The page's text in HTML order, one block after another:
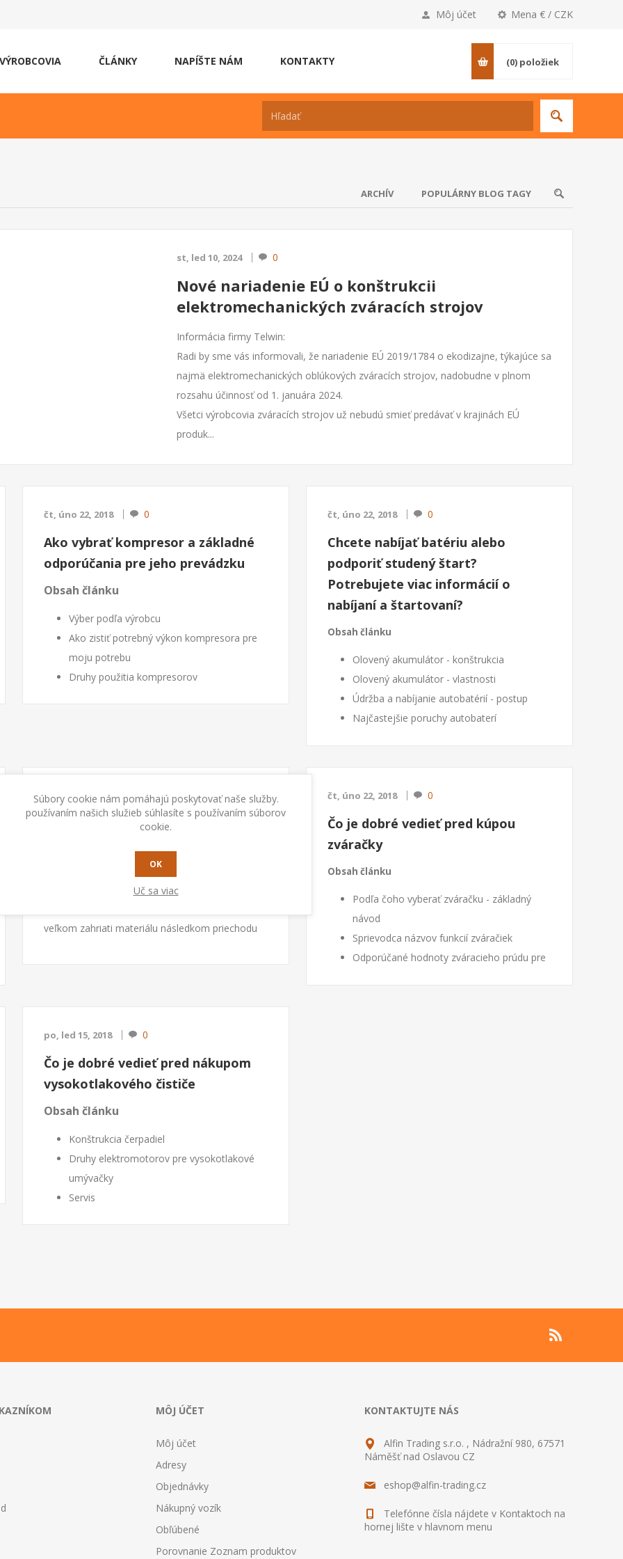
Mena € / CZK
Môj účet
VÝROBCOVIA ČLÁNKY NAPÍŠTE NÁM KONTAKTY (0) položiek
st, led 10, 2024 0
Nové nariadenie EÚ o konštrukcii
elektromechanických zváracích strojov
Informácia firmy Telwin:
Radi by sme vás informovali, že nariadenie EÚ 2019/1784 o ekodizajne, týkajúce sa
najmä elektromechanických oblúkových zváracích strojov, nadobudne v plnom
rozsahu účinnosť od 1. januára 2024.
Všetci výrobcovia zváracích strojov už nebudú smieť predávať v krajinách EÚ
produk...
čt, úno 22, 2018 0
Ako vybrať kompresor a základné
odporúčania pre jeho prevádzku
Obsah článku
Výber podľa výrobcu
Ako zistiť potrebný výkon kompresora pre
moju potrebu
Druhy použitia kompresorov
Trocha legislatívy
Niečo z bezpečnosti
čt, úno 22, 2018 0
Chcete nabíjať batériu alebo
podporiť studený štart?
Potrebujete viac informácií o
nabíjaní a štartovaní?
Obsah článku
Olovený akumulátor - konštrukcia
Olovený akumulátor - vlastnosti
Údržba a nabíjanie autobatérií - postup
Najčastejšie poruchy autobaterí
olovené s náplňou riedené k...
čt, úno 22, 2018 0
Možno bodovať medené plechy ?
Často sa stretávame s otázkou, či je možné
zvárať bodovaním medené alebo hliníkové plechy.
Bodové zváranie je tiež inak povedané
veľkom zahriati materiálu následkom priechodu
čt, úno 22, 2018 0
Čo je dobré vedieť pred kúpou
zváračky
Obsah článku
Podľa čoho vyberať zváračku - základný
návod
Sprievodca názvov funkcií zváračiek
Odporúčané hodnoty zváracieho prúdu pre
po, led 15, 2018 0
Čo je dobré vedieť pred nákupom
vysokotlakového čističe
Obsah článku
Konštrukcia čerpadiel
Druhy elektromotorov pre vysokotlakové
umývačky
Servis
ARCHÍV POPULÁRNY BLOG TAGY
MÔJ ÚČET
Môj účet
Adresy
Objednávky
Nákupný vozík
Obľúbené
Porovnanie Zoznam produktov
KONTAKTUJTE NÁS
Alfin Trading s.r.o. , Nádražní 980, 67571
Náměšť nad Oslavou CZ
eshop@alfin-trading.cz
Telefónne čísla nájdete v Kontaktoch na
hornej lište v hlavnom menu
Súbory cookie nám pomáhajú poskytovať naše služby.
používaním našich služieb súhlasíte s používaním súborov
cookie.
OK
Uč sa viac